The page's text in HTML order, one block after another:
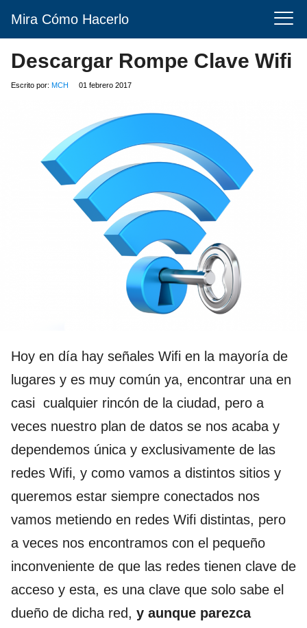
Mira Cómo Hacerlo
Descargar Rompe Clave Wifi
Escrito por: MCH 01 febrero 2017
Hoy en día hay señales Wifi en la mayoría de
lugares y es muy común ya, encontrar una en
casi cualquier rincón de la ciudad, pero a
veces nuestro plan de datos se nos acaba y
dependemos única y exclusivamente de las
redes Wifi, y como vamos a distintos sitios y
queremos estar siempre conectados nos
vamos metiendo en redes Wifi distintas, pero
a veces nos encontramos con el pequeño
inconveniente de que las redes tienen clave de
acceso y esta, es una clave que solo sabe el
dueño de dicha red, y aunque parezca